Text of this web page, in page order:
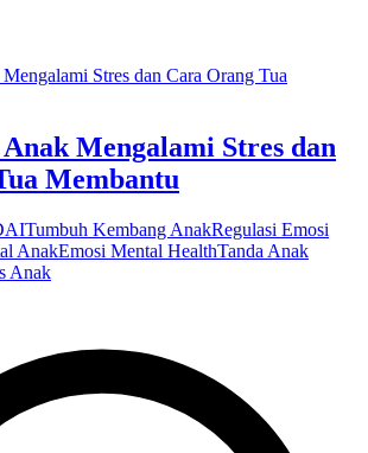
Mengalami Stres dan
Membantu
Tumbuh Kembang AnakRegulasi Emosi
AnakEmosi Mental HealthTanda Anak
Anak